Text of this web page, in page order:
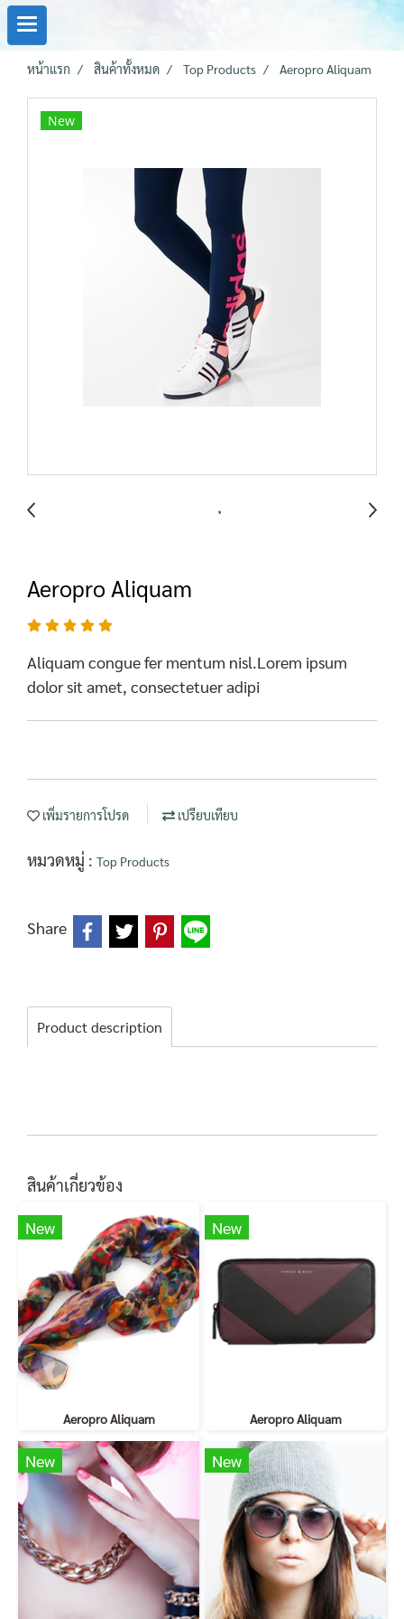
หน้าแรก สินค้าทั้งหมด Top Products Aeropro Aliquam
New
Aeropro Aliquam
Aliquam congue fer mentum nisl.Lorem ipsum
dolor sit amet, consectetuer adipi
เพิ่มรายการโปรด เปรียบเทียบ
หมวดหมู่ : Top Products
Share
Product description
สินค้าเกี่ยวข้อง
New
Aeropro Aliquam
New
Aeropro Aliquam
New New